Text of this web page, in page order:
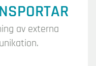
av externa